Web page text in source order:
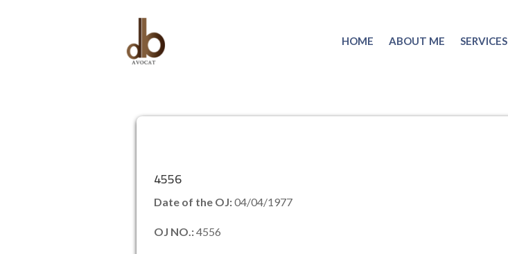
HOME ABOUT ME SERVICES
4556
Date of the OJ:04/04/1977
OJ NO.:4556